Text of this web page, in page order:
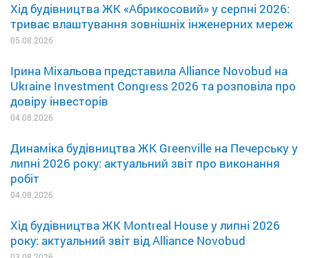
Хід будівництва ЖК «Абрикосовий» у серпні 2026:
триває влаштування зовнішніх інженерних мереж
05.08.2026
Ірина Міхальова представила Alliance Novobud на
Ukraine Investment Congress 2026 та розповіла про
довіру інвесторів
04.08.2026
Динаміка будівництва ЖК Greenville на Печерську у
липні 2026 року: актуальний звіт про виконання
робіт
04.08.2026
Хід будівництва ЖК Montreal House у липні 2026
року: актуальний звіт від Alliance Novobud